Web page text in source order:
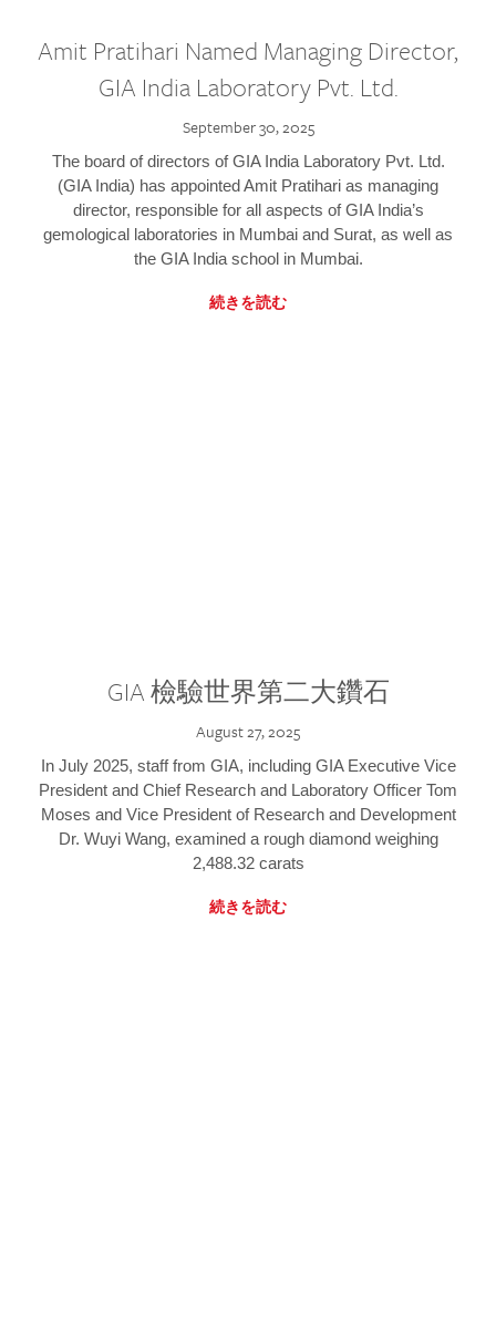
Amit Pratihari Named Managing Director,
GIA India Laboratory Pvt. Ltd.
September 30, 2025
The board of directors of GIA India Laboratory Pvt. Ltd.
(GIA India) has appointed Amit Pratihari as managing
director, responsible for all aspects of GIA India’s
gemological laboratories in Mumbai and Surat, as well as
the GIA India school in Mumbai.
続きを読む
GIA 檢驗世界第二大鑽石
August 27, 2025
In July 2025, staff from GIA, including GIA Executive Vice
President and Chief Research and Laboratory Officer Tom
Moses and Vice President of Research and Development
Dr. Wuyi Wang, examined a rough diamond weighing
2,488.32 carats
続きを読む